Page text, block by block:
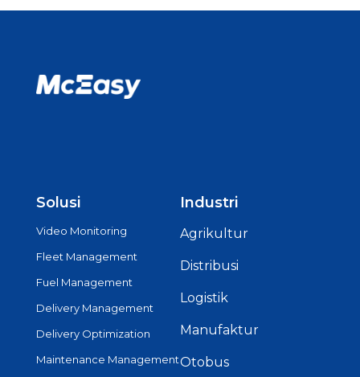
Solusi
Video Monitoring
Fleet Management
Fuel Management
Delivery Management
Delivery Optimization
Maintenance Management
Industri
Agrikultur
Distribusi
Logistik
Manufaktur
Otobus